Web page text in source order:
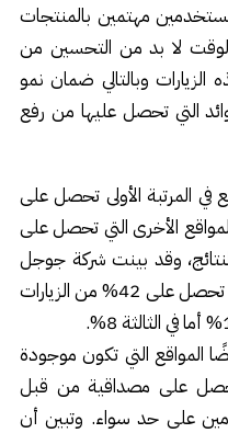
مستخدمين مهتمين بالمنتجات
لا بد من التحسين من
وبالتالي ضمان نمو
التي تحصل عليها من رفع
في المرتبة الأولى تحصل على
الأخرى التي تحصل على
وقد بينت شركة جوجل
بأن المواقع في المرتبة الأولى تحصل على 42% من الزيارات
المواقع التي تكون موجودة
على مصداقية من قبل
على حد سواء. وتبين أن